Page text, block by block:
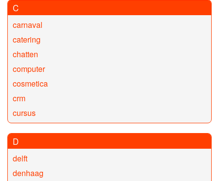
C
carnaval
catering
chatten
computer
cosmetica
crm
cursus
D
delft
denhaag